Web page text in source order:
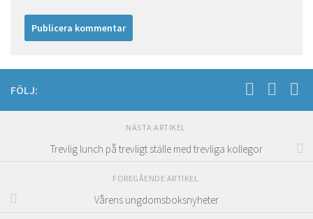
FÖLJ:
NÄSTA ARTIKEL
Trevlig lunch på trevligt ställe med trevliga kollegor
FÖREGÅENDE ARTIKEL
Vårens ungdomsboksnyheter